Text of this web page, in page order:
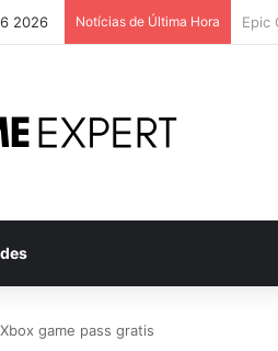
2026 Notícias de Última Hora
Xbox game pass gratis